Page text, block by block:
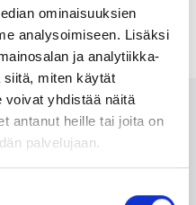
ominaisuuksien
analysoimiseen. Lisäksi
ja analytiikka-
siitä, miten käytät
voivat yhdistää näitä
antanut heille tai joita on
palvelujaan.
24/7
toimitusajalla. Myös